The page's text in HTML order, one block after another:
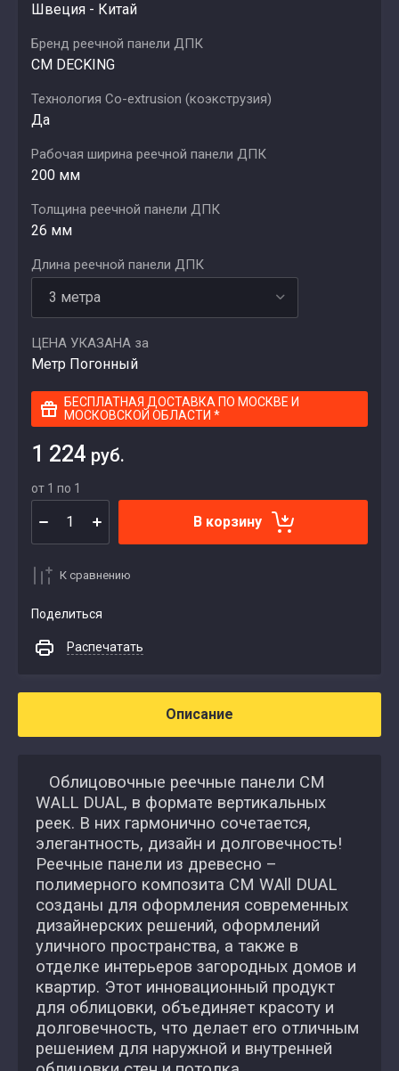
Швеция - Китай
Бренд реечной панели ДПК
CM DECKING
Технология Co-extrusion (коэкструзия)
Да
Рабочая ширина реечной панели ДПК
200 мм
Толщина реечной панели ДПК
26 мм
Длина реечной панели ДПК
ЦЕНА УКАЗАНА за
Метр Погонный
БЕСПЛАТНАЯ ДОСТАВКА ПО МОСКВЕ И
МОСКОВСКОЙ ОБЛАСТИ *
1 224 руб.
от 1 по 1
В корзину
К сравнению
Поделиться
Распечатать
Описание
Облицовочные реечные панели CM
WALL DUAL, в формате вертикальных
реек. В них гармонично сочетается,
элегантность, дизайн и долговечность!
Реечные панели из древесно –
полимерного композита CM WAll DUAL
созданы для оформления современных
дизайнерских решений, оформлений
уличного пространства, а также в
отделке интерьеров загородных домов и
квартир. Этот инновационный продукт
для облицовки, объединяет красоту и
долговечность, что делает его отличным
решением для наружной и внутренней